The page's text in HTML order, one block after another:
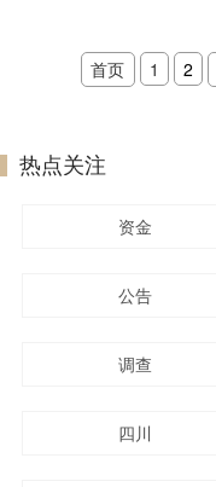
首页 1 2
热点关注
资金
公告
调查
四川